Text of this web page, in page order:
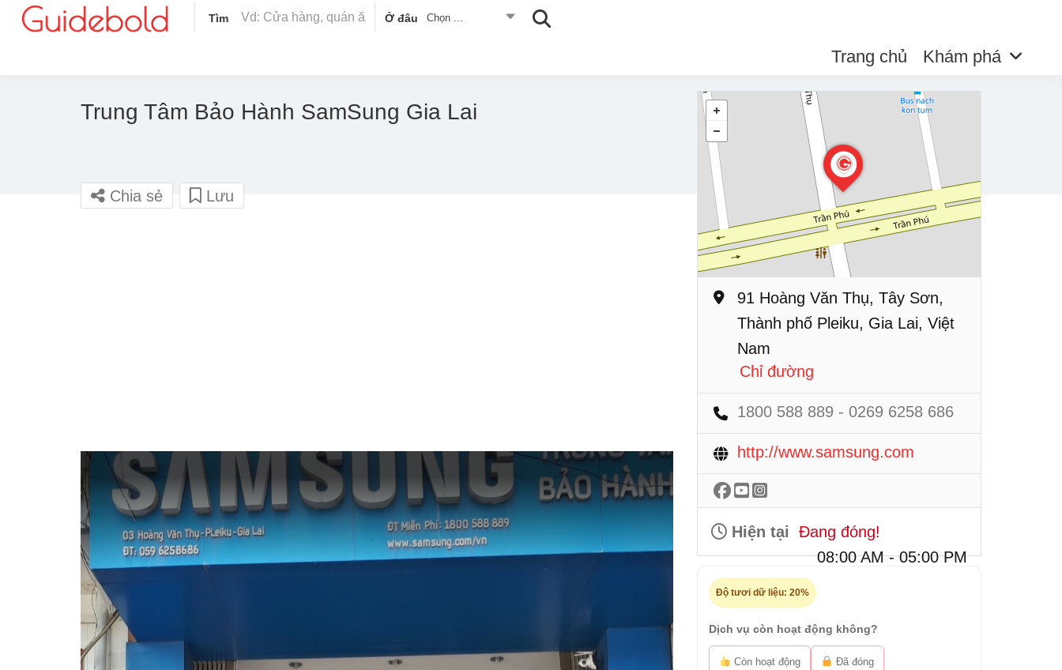
Tìm Ở đâu Chọn ...
Trang chủ Khám phá
Trung Tâm Bảo Hành SamSung Gia Lai
Chia sẻ Lưu
91 Hoàng Văn Thụ, Tây Sơn,
Thành phố Pleiku, Gia Lai, Việt
Nam
Chỉ đường
1800 588 889 - 0269 6258 686
http://www.samsung.com
Hiện tại
Đang đóng!
08:00 AM - 05:00 PM
Độ tươi dữ liệu: 20%
Dịch vụ còn hoạt động không?
Còn hoạt động Đã đóng